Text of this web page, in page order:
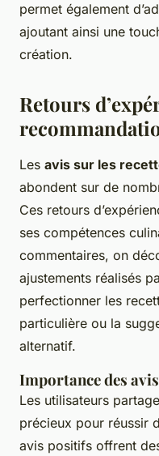
permet également
ajoutant ainsi une
création.
Retours
Les avis sur les
abondent sur de
Ces retours
ses compétences
commentaires, on
ajustements réalisés
perfectionner les
particulière ou la
alternatif.
Importance des
Les utilisateurs
précieux pour réussir
avis positifs offrent